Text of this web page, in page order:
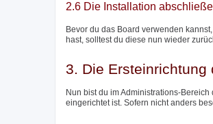
2.6 Die Installation
Bevor du das Board verwenden
hast, solltest du diese nun wieder
3. Die Ersteinrichtung
Nun bist du im Administrations-
eingerichtet ist. Sofern nicht anders